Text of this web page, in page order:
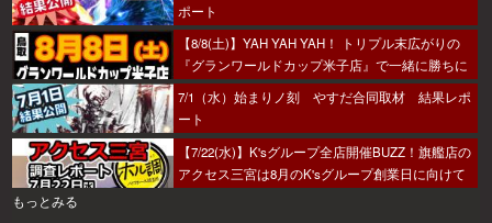
ポート
【8/8(土)】YAH YAH YAH！ トリプル末広がりの
『グランワールドカップ米子店』で一緒に勝ちに
行こうか～！
7/1（水）始まりノ刻 やすだ合同取材 結果レポ
ート
【7/22(水)】K'sグループ全店開催BUZZ！旗艦店の
アクセス三宮は8月のK'sグループ創業日に向けて
もっとみる